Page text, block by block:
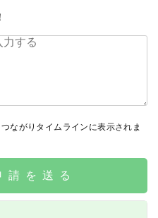
ながりタイムラインに表示されま
請を送る